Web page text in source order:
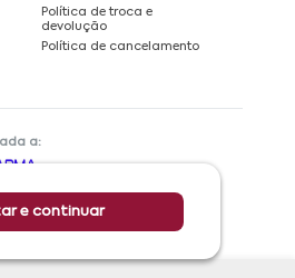
Aceitar e continuar
Política de troca e
devolução
Política de cancelamento
a: